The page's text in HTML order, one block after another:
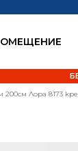
200см Лора 8173